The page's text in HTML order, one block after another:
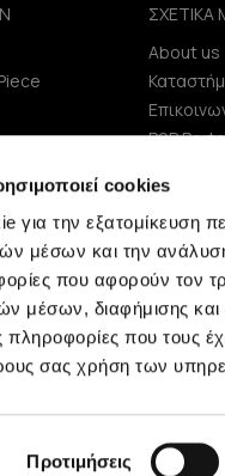
cookies
για την εξατομίκευση
μέσων και την
που αφορούν τον
μέσων, διαφήμισης
που τους
σας χρήση των
Προτιμήσεις
ΣΧΕΤΙΚΑ
About us
B2B
Εταιρεία
Minerva ©